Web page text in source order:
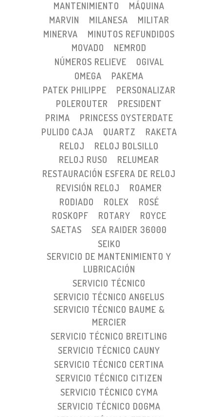
MANTENIMIENTO
MÁQUINA
MARVIN
MILANESA
MILITAR
MINERVA
MINUTOS REFUNDIDOS
MOVADO
NEMROD
NÚMEROS RELIEVE
OGIVAL
OMEGA
PAKEMA
PATEK PHILIPPE
PERSONALIZAR
POLEROUTER
PRESIDENT
PRIMA
PRINCESS OYSTERDATE
PULIDO CAJA
QUARTZ
RAKETA
RELOJ
RELOJ BOLSILLO
RELOJ RUSO
RELUMEAR
RESTAURACIÓN ESFERA DE RELOJ
REVISIÓN RELOJ
ROAMER
RODIADO
ROLEX
ROSÉ
ROSKOPF
ROTARY
ROYCE
SAETAS
SEA RAIDER 36000
SEIKO
SERVICIO DE MANTENIMIENTO Y
LUBRICACIÓN
SERVICIO TÉCNICO
SERVICIO TÉCNICO ANGELUS
SERVICIO TÉCNICO BAUME &
MERCIER
SERVICIO TÉCNICO BREITLING
SERVICIO TÉCNICO CAUNY
SERVICIO TÉCNICO CERTINA
SERVICIO TÉCNICO CITIZEN
SERVICIO TÉCNICO CYMA
SERVICIO TÉCNICO DOGMA